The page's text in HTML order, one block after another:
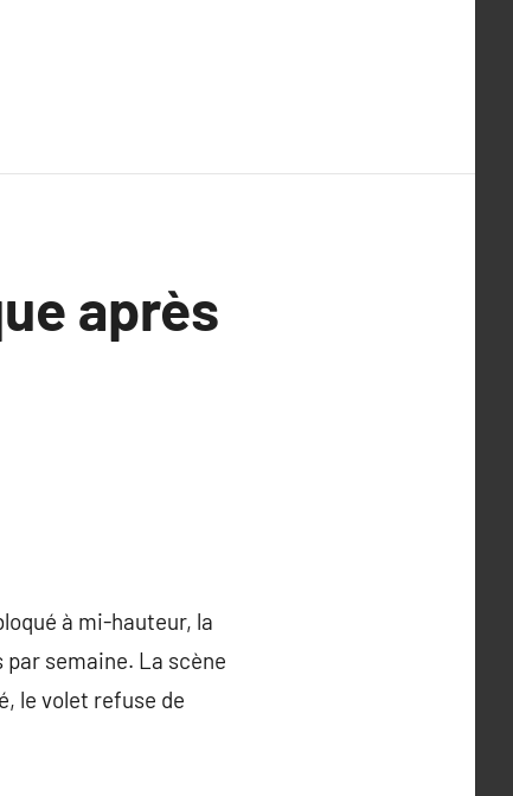
après
à mi-hauteur, la
par semaine. La scène
le volet refuse de